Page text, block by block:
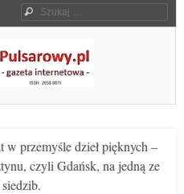
Szukaj
przemyśle dzieł pięknych –
czyli Gdańsk, na jedną ze